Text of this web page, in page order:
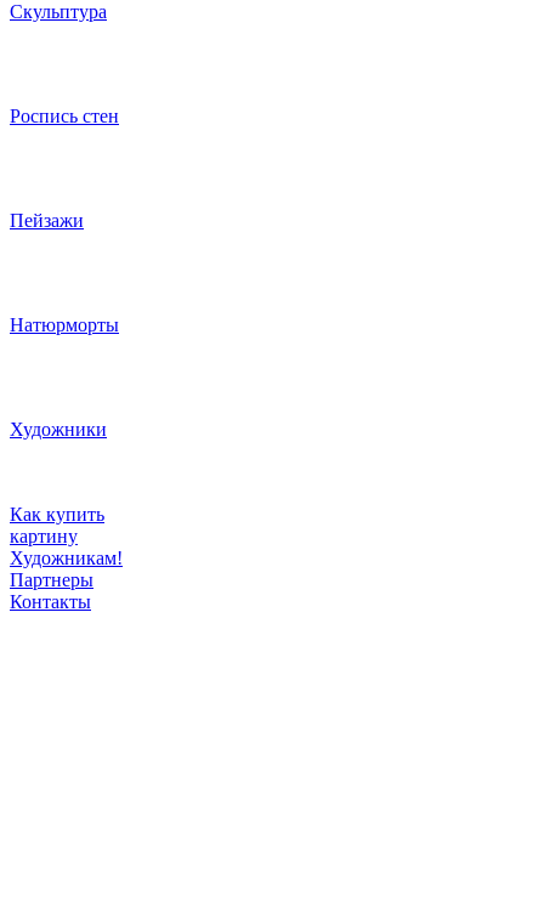
Скульптура
Роспись стен
Пейзажи
Натюрморты
Художники
Как купить
картину
Художникам!
Партнеры
Контакты